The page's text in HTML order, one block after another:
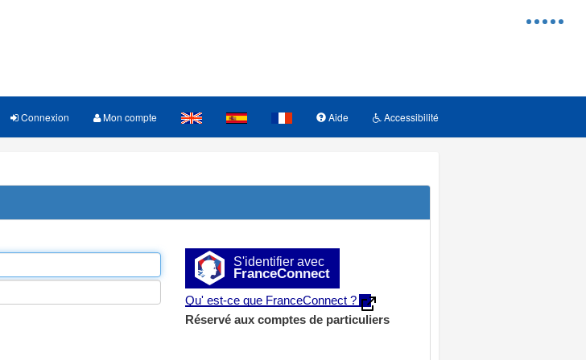
Menu
Connexion Mon compte Aide Accessibilité
S'identifier avec
FranceConnect
Qu' est-ce que FranceConnect ?
Réservé aux comptes de particuliers